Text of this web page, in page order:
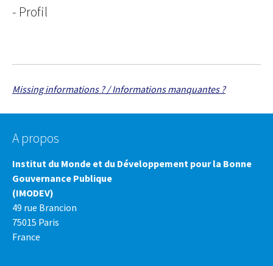
- Profil
Missing informations ? / Informations manquantes ?
A propos
Institut du Monde et du Développement pour la Bonne
Gouvernance Publique
(IMODEV)
49 rue Brancion
75015 Paris
France